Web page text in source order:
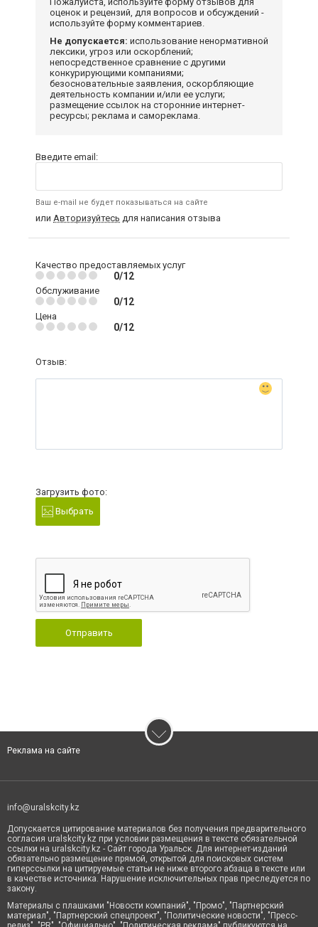
оценок и рецензий, для вопросов и обсуждений -
используйте форму комментариев.
Не допускается: использование ненормативной
лексики, угроз или оскорблений;
непосредственное сравнение с другими
конкурирующими компаниями;
безосновательные заявления, оскорбляющие
деятельность компании и/или ее услуги;
размещение ссылок на сторонние интернет-
ресурсы; реклама и самореклама.
Введите email:
Ваш e-mail не будет показываться на сайте
или Авторизуйтесь для написания отзыва
Качество предоставляемых услуг
0/12
Обслуживание
0/12
Цена
0/12
Отзыв:
Загрузить фото:
Выбрать
Отправить
Реклама на сайте
info@uralskcity.kz
Допускается цитирование материалов без получения предварительного
согласия uralskcity.kz при условии размещения в тексте обязательной
ссылки на uralskcity.kz - Сайт города Уральск. Для интернет-изданий
обязательно размещение прямой, открытой для поисковых систем
гиперссылки на цитируемые статьи не ниже второго абзаца в тексте или
в качестве источника. Нарушение исключительных прав преследуется по
закону.
Материалы с плашками "Новости компаний", "Промо", "Партнерский
материал", "Партнерский спецпроект", "Политические новости", "Пресс-